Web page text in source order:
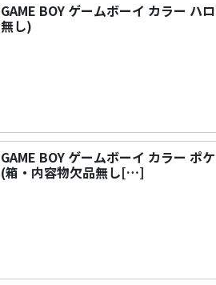
GAME BOY ゲームボーイ カラー ハ
無し)
GAME BOY ゲームボーイ カラー ポ
(箱・内容物欠品無し[…]